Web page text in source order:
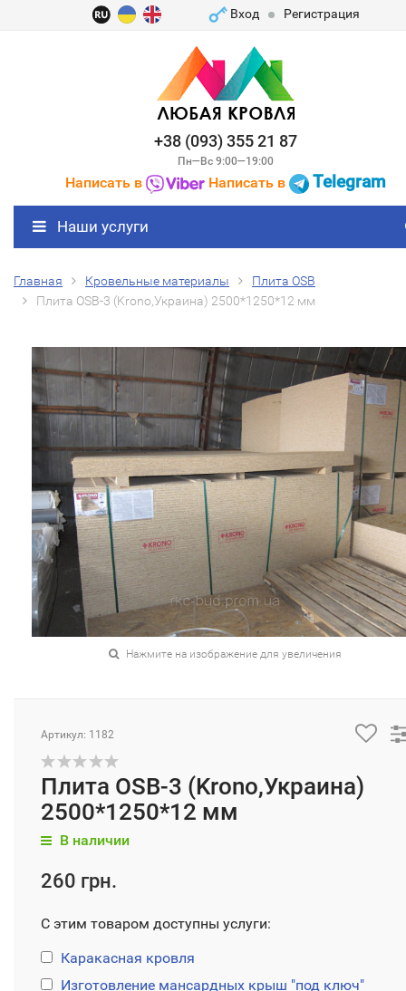
Вход Регистрация
+38 (093) 355 21 87
Пн—Вс 9:00—19:00
Написать в Написать в Telegram
Наши услуги
Главная Кровельные материалы
Плита ОSB
Плита ОSB-3 (Krono,Украина) 2500*1250*12 мм
Нажмите на изображение для увеличения
Артикул: 1182
Плита ОSB-3 (Krono,Украина)
2500*1250*12 мм
В наличии
260 грн.
С этим товаром доступны услуги:
Каракасная кровля
Изготовление мансардных крыш "под ключ"